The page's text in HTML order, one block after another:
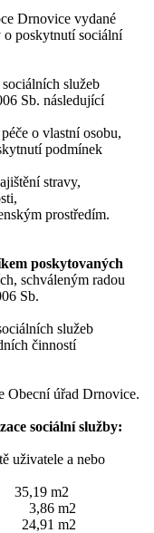
Drnovice vydané
o poskytnutí sociální
služeb
Sb. následující
o vlastní osobu,
podmínek
stravy,
prostředím.
poskytovaných
schváleným radou
Sb.
služeb
činností
Obecní úřad Drnovice.
sociální služby:
uživatele a nebo
35,19 m2
m2
m2